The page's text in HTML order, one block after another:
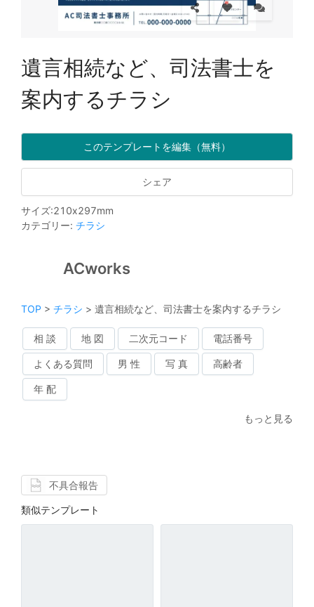
遺言相続など、司法書士を
案内するチラシ
このテンプレートを編集（無料）
シェア
サイズ:210x297mm
カテゴリー: チラシ
ACworks
TOP > チラシ > 遺言相続など、司法書士を案内するチラシ
相 談 地 図 二次元コード 電話番号
よくある質問 男 性 写 真 高齢者
年 配
もっと見る
不具合報告
類似テンプレート